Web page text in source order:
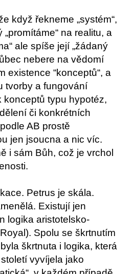
když řekneme „systém“,
na realitu, a
ale spíše její „žádaný
nebere na vědomí
existence “konceptů“, a
tvorby a fungování
konceptů typu hypotéz,
či konkrétních
AB prostě
jen jsoucna a nic víc.
i sám Bůh, což je vrchol
Petrus je skála.
Existují jen
logika aristotelsko-
Spolu se škrtnutím
škrtnuta i logika, která
vyvíjela jako